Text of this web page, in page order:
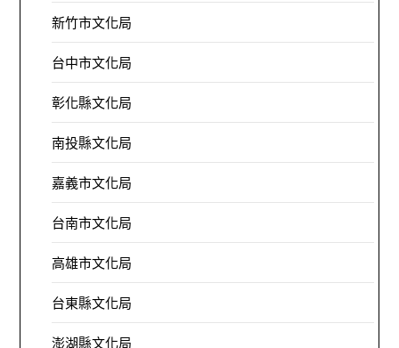
新竹市文化局
台中市文化局
彰化縣文化局
南投縣文化局
嘉義市文化局
台南市文化局
高雄市文化局
台東縣文化局
澎湖縣文化局